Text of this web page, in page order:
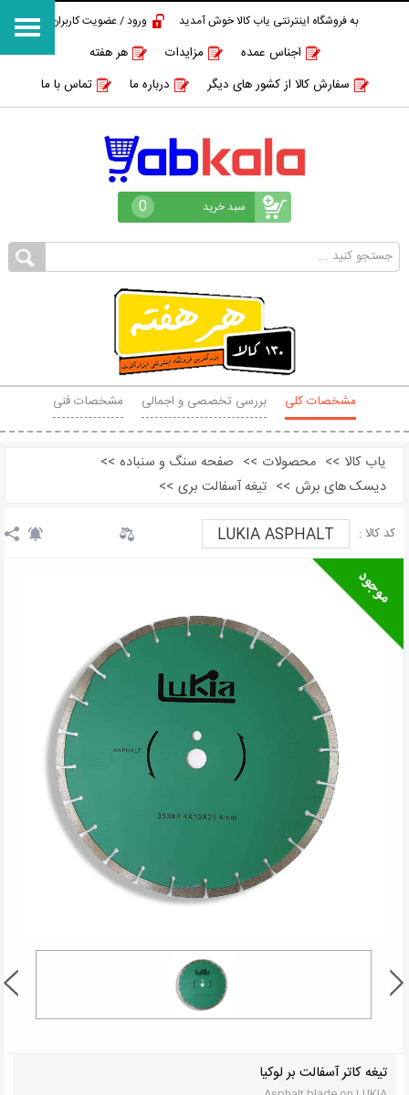
به فروشگاه اینترنتی یاب کالا خوش آمدید ورود / عضویت کاربران
اجناس عمده مزایدات
هر هفته
سفارش کالا از کشور های دیگر
درباره ما تماس با ما
سبد خرید 0
مشخصات کلی بررسی تخصصی و اجمالی مشخصات فنی
یاب کالا >> محصولات >> صفحه سنگ و سنباده >>
دیسک های برش >> تیغه آسفالت بری >>
کد کالا : LUKIA ASPHALT
تیغه کاتر آسفالت بر لوکیا